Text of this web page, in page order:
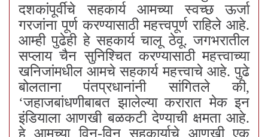
दशकांपूर्वीचे सहकार्य आमच्या स्वच्छ ऊर्जा
गरजांना पूर्ण करण्यासाठी महत्त्वपूर्ण राहिले आहे.
आम्ही पुढेही हे सहकार्य चालू ठेवू. जगभरातील
सप्लाय चैन सुनिश्चित करण्यासाठी महत्त्वाच्या
खनिजांमधील आमचे सहकार्य महत्त्वाचे आहे. पुढे
बोलताना पंतप्रधानांनी सांगितले की,
‘जहाजबांधणीबाबत झालेल्या करारात मेक इन
इंडियाला आणखी बळकटी देण्याची क्षमता आहे.
हे आमच्या विन-विन सहकार्याचे आणखी एक